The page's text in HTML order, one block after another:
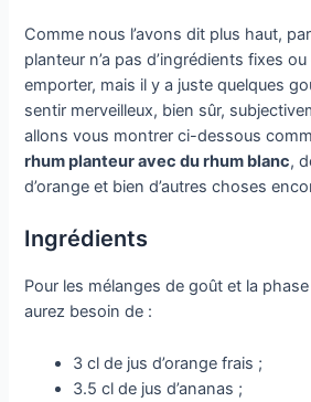
Comme nous l’avons dit plus haut,
planteur n’a pas d’ingrédients fixes
emporter, mais il y a juste quelques
sentir merveilleux, bien sûr,
allons vous montrer ci-dessous
rhum planteur avec du rhum blanc,
d’orange et bien d’autres choses
Ingrédients
Pour les mélanges de goût et la
aurez besoin de :
3 cl de jus d’orange frais ;
3.5 cl de jus d’ananas ;